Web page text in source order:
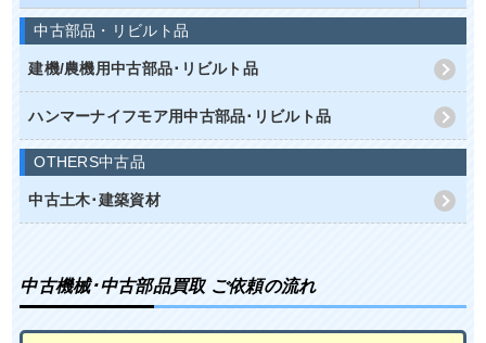
中古部品・リビルト品
建機/農機用中古部品･リビルト品
ハンマーナイフモア用中古部品･リビルト品
OTHERS中古品
中古土木･建築資材
中古機械･中古部品買取 ご依頼の流れ